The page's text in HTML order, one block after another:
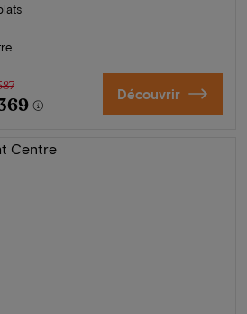
Découvrir